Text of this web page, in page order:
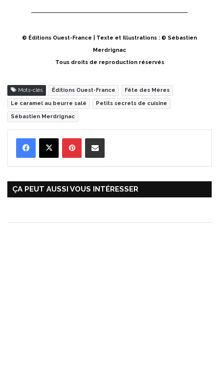
© Éditions Ouest-France | Texte et Illustrations : © Sébastien
Merdrignac
Tous droits de reproduction réservés
Mots-clés Éditions Ouest-France Fête des Mères
Le caramel au beurre salé Petits secrets de cuisine
Sébastien Merdrignac
ÇA PEUT AUSSI VOUS INTÉRESSER